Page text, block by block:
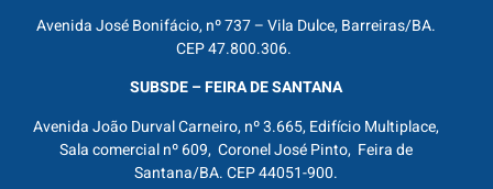
Avenida José Bonifácio, nº 737 – Vila Dulce, Barreiras/BA.
CEP 47.800.306.
SUBSDE – FEIRA DE SANTANA
Avenida João Durval Carneiro, nº 3.665, Edifício Multiplace,
Sala comercial nº 609, Coronel José Pinto, Feira de
Santana/BA. CEP 44051-900.